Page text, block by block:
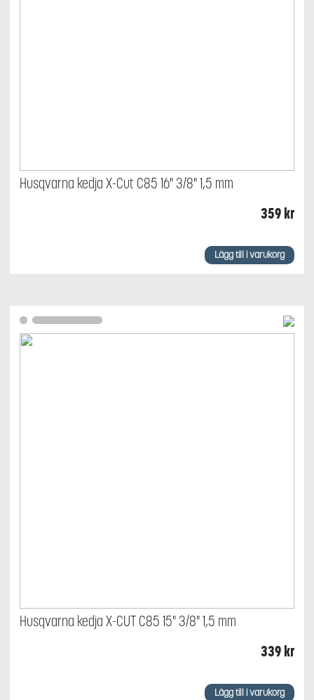
Husqvarna kedja X-Cut C85 16" 3/8" 1,5 mm
359kr
Lägg till i varukorg
Husqvarna kedja X-CUT C85 15" 3/8" 1,5 mm
339kr
Lägg till i varukorg